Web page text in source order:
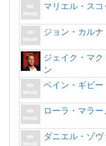
マリエル・スコ
ジョン・カルナ
ジェイク・マク
ン
ベイン・ギビー
ローラ・マラー
ダニエル・ゾヴ